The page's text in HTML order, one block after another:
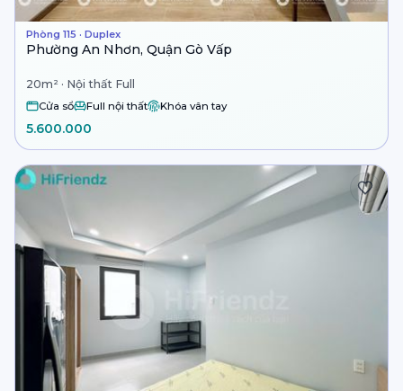
Phòng 115 · Duplex
Phường An Nhơn, Quận Gò Vấp
20m² · Nội thất Full
Cửa sổ Full nội thất Khóa vân tay
5.600.000